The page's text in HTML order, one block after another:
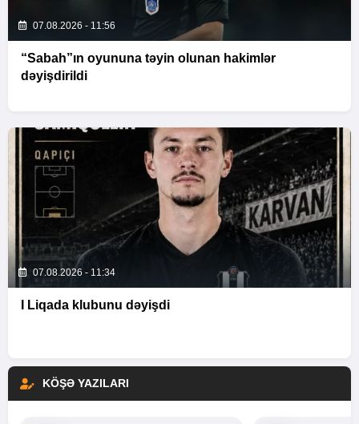
07.08.2026 - 11:56
“Sabah”ın oyununa təyin olunan hakimlər
dəyişdirildi
07.08.2026 - 11:34
I Liqada klubunu dəyişdi
KÖŞƏ YAZILARI